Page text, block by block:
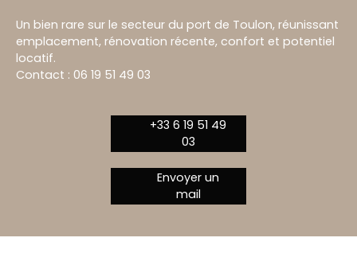
Un bien rare sur le secteur du port de Toulon, réunissant
emplacement, rénovation récente, confort et potentiel
locatif.
Contact : 06 19 51 49 03
+33 6 19 51 49
03
Envoyer un
mail